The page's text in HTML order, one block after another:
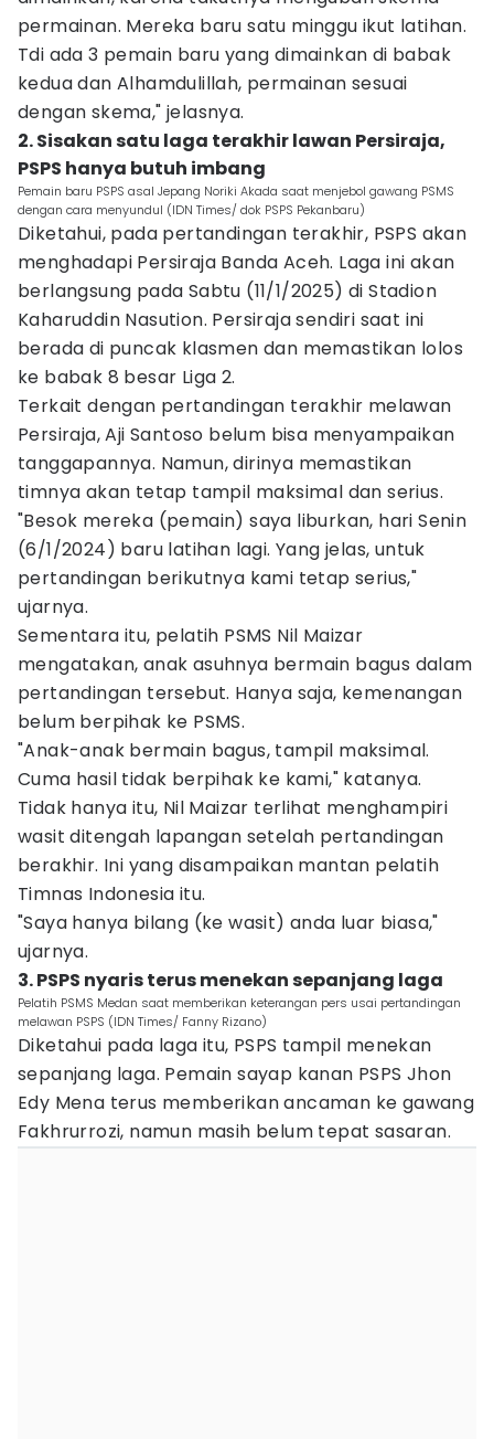
permainan. Mereka baru satu minggu ikut latihan.
Tdi ada 3 pemain baru yang dimainkan di babak
kedua dan Alhamdulillah, permainan sesuai
dengan skema," jelasnya.
2. Sisakan satu laga terakhir lawan Persiraja,
PSPS hanya butuh imbang
Pemain baru PSPS asal Jepang Noriki Akada saat menjebol gawang PSMS
dengan cara menyundul (IDN Times/ dok PSPS Pekanbaru)
Diketahui, pada pertandingan terakhir, PSPS akan
menghadapi Persiraja Banda Aceh. Laga ini akan
berlangsung pada Sabtu (11/1/2025) di Stadion
Kaharuddin Nasution. Persiraja sendiri saat ini
berada di puncak klasmen dan memastikan lolos
ke babak 8 besar Liga 2.
Terkait dengan pertandingan terakhir melawan
Persiraja, Aji Santoso belum bisa menyampaikan
tanggapannya. Namun, dirinya memastikan
timnya akan tetap tampil maksimal dan serius.
"Besok mereka (pemain) saya liburkan, hari Senin
(6/1/2024) baru latihan lagi. Yang jelas, untuk
pertandingan berikutnya kami tetap serius,"
ujarnya.
Sementara itu, pelatih PSMS Nil Maizar
mengatakan, anak asuhnya bermain bagus dalam
pertandingan tersebut. Hanya saja, kemenangan
belum berpihak ke PSMS.
"Anak-anak bermain bagus, tampil maksimal.
Cuma hasil tidak berpihak ke kami," katanya.
Tidak hanya itu, Nil Maizar terlihat menghampiri
wasit ditengah lapangan setelah pertandingan
berakhir. Ini yang disampaikan mantan pelatih
Timnas Indonesia itu.
"Saya hanya bilang (ke wasit) anda luar biasa,"
ujarnya.
3. PSPS nyaris terus menekan sepanjang laga
Pelatih PSMS Medan saat memberikan keterangan pers usai pertandingan
melawan PSPS (IDN Times/ Fanny Rizano)
Diketahui pada laga itu, PSPS tampil menekan
sepanjang laga. Pemain sayap kanan PSPS Jhon
Edy Mena terus memberikan ancaman ke gawang
Fakhrurrozi, namun masih belum tepat sasaran.